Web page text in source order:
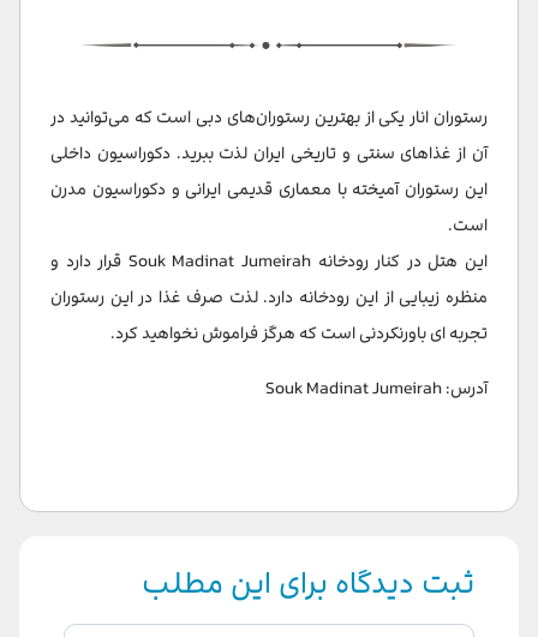
رستوران انار یکی از بهترین رستوران‌های دبی است که می‌توانید در
آن از غذاهای سنتی و تاریخی ایران لذت ببرید. دکوراسیون داخلی
این رستوران آمیخته با معماری قدیمی ایرانی و دکوراسیون مدرن
است.
این هتل در کنار رودخانه Souk Madinat Jumeirah قرار دارد و
منظره زیبایی از این رودخانه دارد. لذت صرف غذا در این رستوران
تجربه ای باورنکردنی است که هرگز فراموش نخواهید کرد.
آدرس: Souk Madinat Jumeirah
ثبت دیدگاه برای این مطلب